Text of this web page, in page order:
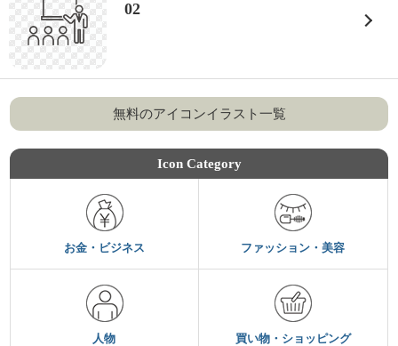
02
無料のアイコンイラスト一覧
Icon Category
お金・ビジネス ファッション・美容
人物 買い物・ショッピング